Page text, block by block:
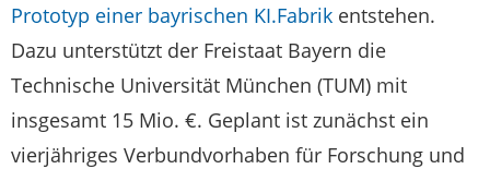
Prototyp einer bayrischen KI.Fabrik entstehen.
Dazu unterstützt der Freistaat Bayern die
Technische Universität München (TUM) mit
insgesamt 15 Mio. €. Geplant ist zunächst ein
vierjähriges Verbundvorhaben für Forschung und